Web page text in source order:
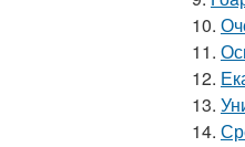
10.
11.
12.
13.
14.